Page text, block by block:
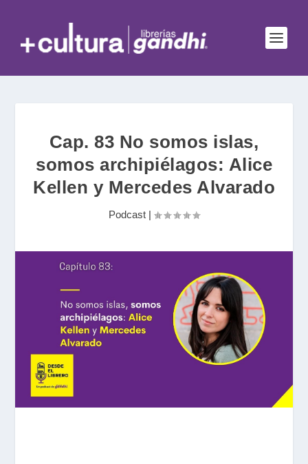
Cap. 83 No somos islas,
somos archipiélagos: Alice
Kellen y Mercedes Alvarado
Podcast |